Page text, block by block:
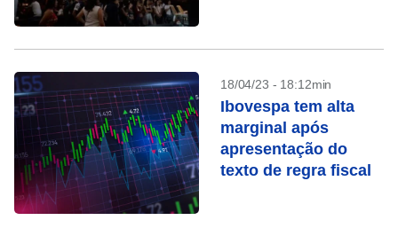
18/04/23 - 18:12min
Ibovespa tem alta
marginal após
apresentação do
texto de regra fiscal